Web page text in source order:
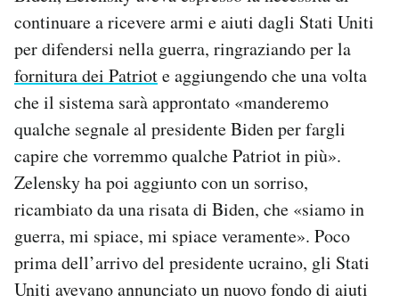
continuare a ricevere armi e aiuti dagli Stati Uniti
per difendersi nella guerra, ringraziando per la
fornitura dei Patriote aggiungendo che una volta
che il sistema sarà approntato «manderemo
qualche segnale al presidente Biden per fargli
capire che vorremmo qualche Patriot in più».
Zelensky ha poi aggiunto con un sorriso,
ricambiato da una risata di Biden, che «siamo in
guerra, mi spiace, mi spiace veramente». Poco
prima dell’arrivo del presidente ucraino, gli Stati
Uniti avevano annunciato un nuovo fondo di aiuti